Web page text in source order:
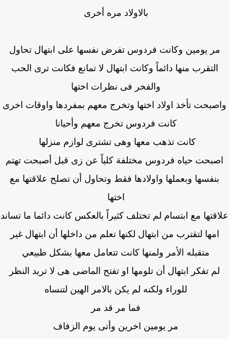
بالاولاد مره أخرى
مر يومين وكانت فردوس تفرض نفسها على ابتهال تحاول
التقرب منها دائماً وكانت ابتهال لا تمانع فكانت ترى الحب
والفخر فى نظرات اختها
تأخذ اولاد اختها وتخرج معهم بمفردها واوقات اخرى
كانت فردوس تخرج معهم وأحيانا
كانت تذهب معها وهى تشترى لوازم منزلها
حياه فردوس مختلفة كلياً عن زى قبل أصبحت تهتم
بنفسها وبعملها واولادها فقط وتحاول أن تصلح علاقتها مع
اختها
مع ابتسام لم تختلف كثيراً بالعكس كانت دائما ما تساند
امها لتقترب من ابتهال لكنها تعلم من داخلها أن ابتهال غير
متقبله الأمر ولمنها كانت تتعامل معها بشكل طبيعي
لم تفكر ابتهال أن تلومها او تفتح الماضى هى لا تريد النظر
للوراء ولكنه لم يكن بالامر الهين لتنساه
فما مر قد مر
مر يومين اخرين وأتى يوم الزفاف